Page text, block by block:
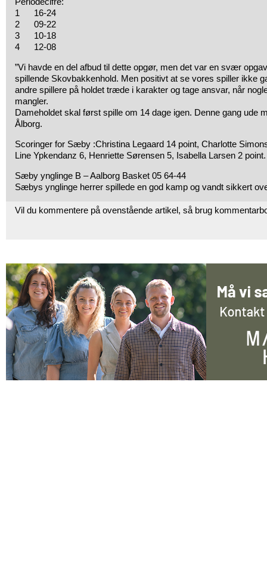
1 16-24
2 09-22
3 10-18
4 12-08
”Vi havde en del afbud til dette opgør, men det var en svær
spillende Skovbakkenhold. Men positivt at se vores spiller ikke
andre spillere på holdet træde i karakter og tage ansvar, når
mangler.
Dameholdet skal først spille om 14 dage igen. Denne gang ude
Ålborg.
Scoringer for Sæby :Christina Legaard 14 point, Charlotte
Line Ypkendanz 6, Henriette Sørensen 5, Isabella Larsen 2 point.
Sæby ynglinge B – Aalborg Basket 05 64-44
Sæbys ynglinge herrer spillede en god kamp og vandt sikkert
Vil du kommentere på ovenstående artikel, så brug